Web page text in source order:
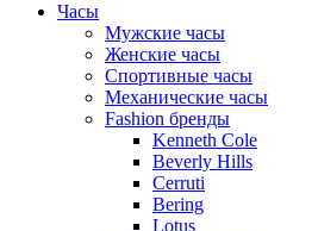
Часы
Мужские часы
Женские часы
Спортивные часы
Механические часы
Fashion бренды
Kenneth Cole
Beverly Hills
Cerruti
Bering
Lotus